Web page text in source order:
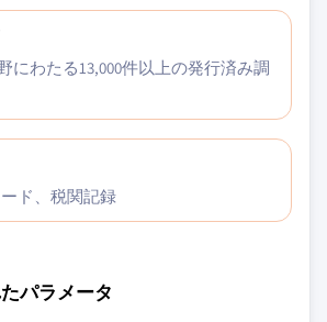
にわたる13,000件以上の発行済み調
ド、税関記録
パラメータ